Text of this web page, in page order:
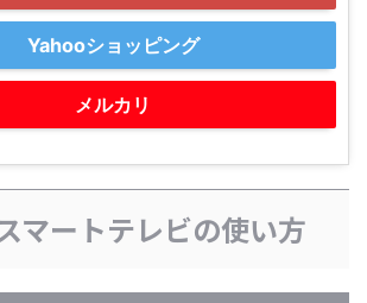
Yahooショッピング
メルカリ
マートテレビの使い方